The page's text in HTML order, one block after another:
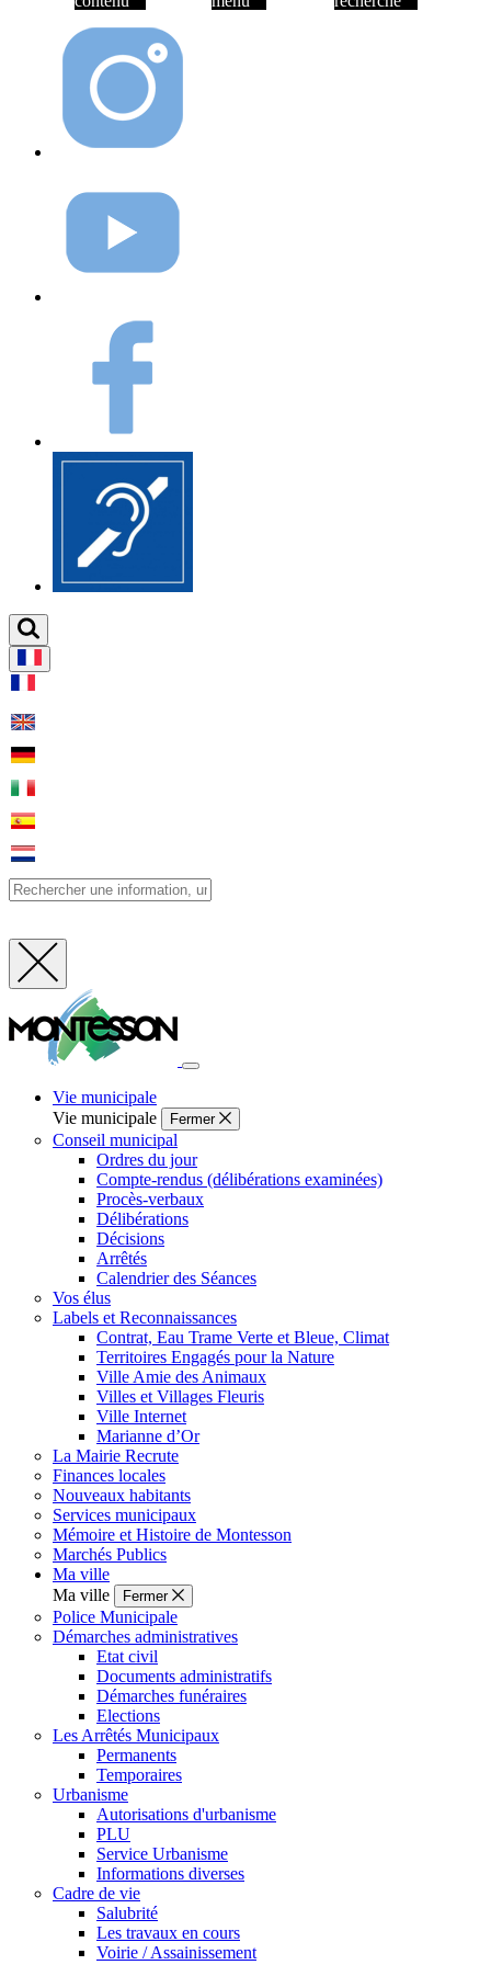
Fermer
recherche
Vie municipale
Vie municipale
Fermer
Conseil municipal
Ordres du jour
Compte-rendus (délibérations examinées)
Procès-verbaux
Délibérations
Décisions
Arrêtés
Calendrier des Séances
Vos élus
Labels et Reconnaissances
Contrat, Eau Trame Verte et Bleue, Climat
Territoires Engagés pour la Nature
Ville Amie des Animaux
Villes et Villages Fleuris
Ville Internet
Marianne d’Or
La Mairie Recrute
Finances locales
Nouveaux habitants
Services municipaux
Mémoire et Histoire de Montesson
Marchés Publics
Ma ville
Ma ville
Fermer
Police Municipale
Démarches administratives
Etat civil
Documents administratifs
Démarches funéraires
Elections
Les Arrêtés Municipaux
Permanents
Temporaires
Urbanisme
Autorisations d'urbanisme
PLU
Service Urbanisme
Informations diverses
Cadre de vie
Salubrité
Les travaux en cours
Voirie / Assainissement